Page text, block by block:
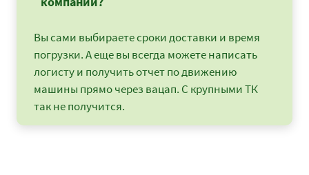
Вы сами выбираете сроки доставки и время
погрузки. А еще вы всегда можете написать
логисту и получить отчет по движению
машины прямо через вацап. С крупными ТК
так не получится.